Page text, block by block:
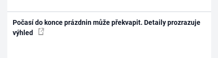
Počasí do konce prázdnin může překvapit. Detaily prozrazuje
výhled